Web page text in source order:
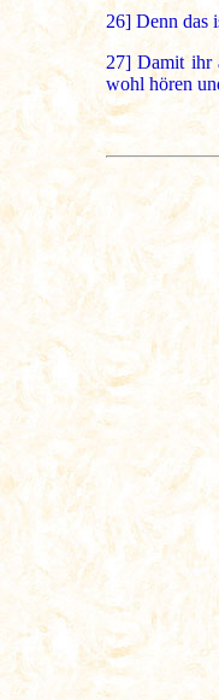
26] Denn das
27] Damit ihr
wohl hören